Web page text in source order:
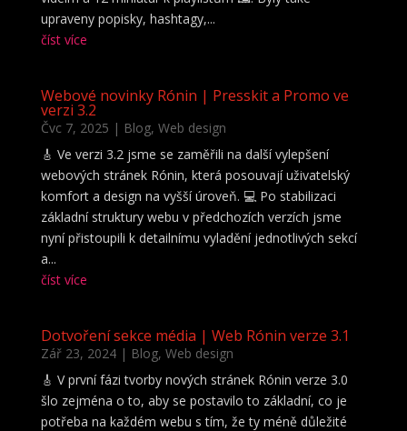
upraveny popisky, hashtagy,...
číst více
Webové novinky Rónin | Presskit a Promo ve
verzi 3.2
Čvc 7, 2025 | Blog, Web design
🎸 Ve verzi 3.2 jsme se zaměřili na další vylepšení
webových stránek Rónin, která posouvají uživatelský
komfort a design na vyšší úroveň. 💻 Po stabilizaci
základní struktury webu v předchozích verzích jsme
nyní přistoupili k detailnímu vyladění jednotlivých sekcí
a...
číst více
Dotvoření sekce média | Web Rónin verze 3.1
Zář 23, 2024| Blog, Web design
🎸 V první fázi tvorby nových stránek Rónin verze 3.0
šlo zejména o to, aby se postavilo to základní, co je
potřeba na každém webu s tím, že ty méně důležité